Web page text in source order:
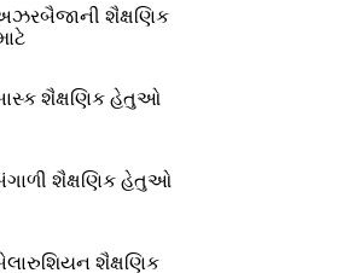
શૈક્ષણિક
શૈક્ષણિક હેતુઓ
શૈક્ષણિક હેતુઓ
શૈક્ષણિક